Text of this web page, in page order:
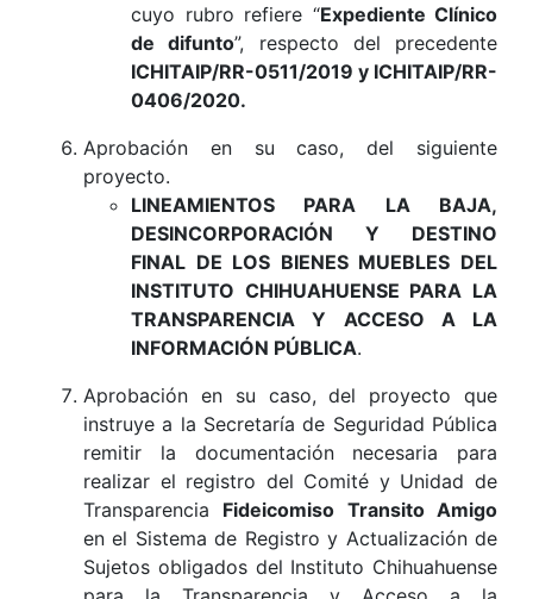
cuyo rubro refiere “Expediente Clínico
de difunto”, respecto del precedente
ICHITAIP/RR-0511/2019 y ICHITAIP/RR-
0406/2020.
Aprobación en su caso, del siguiente
proyecto.
LINEAMIENTOS PARA LA BAJA,
DESINCORPORACIÓN Y DESTINO
FINAL DE LOS BIENES MUEBLES DEL
INSTITUTO CHIHUAHUENSE PARA LA
TRANSPARENCIA Y ACCESO A LA
INFORMACIÓN PÚBLICA.
Aprobación en su caso, del proyecto que
instruye a la Secretaría de Seguridad Pública
remitir la documentación necesaria para
realizar el registro del Comité y Unidad de
Transparencia Fideicomiso Transito Amigo
en el Sistema de Registro y Actualización de
Sujetos obligados del Instituto Chihuahuense